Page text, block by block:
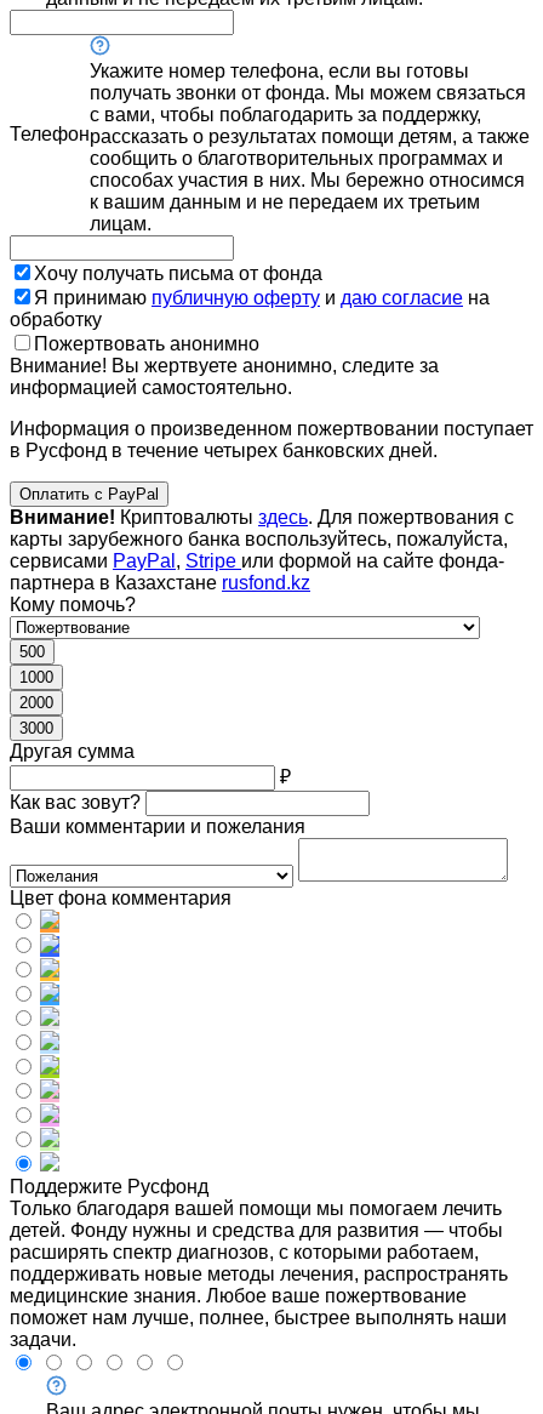
Телефон
Укажите номер телефона, если вы готовы
получать звонки от фонда. Мы можем связаться
с вами, чтобы поблагодарить за поддержку,
рассказать о результатах помощи детям, а также
сообщить о благотворительных программах и
способах участия в них. Мы бережно относимся
к вашим данным и не передаем их третьим
лицам.
Хочу получать письма от фонда
Я принимаю публичную оферту и даю согласие на
обработку
Пожертвовать анонимно
Внимание! Вы жертвуете анонимно, следите за
информацией самостоятельно.
Информация о произведенном пожертвовании поступает
в Русфонд в течение четырех банковских дней.
Оплатить с PayPal
Внимание! Криптовалюты здесь. Для пожертвования с
карты зарубежного банка воспользуйтесь, пожалуйста,
сервисами PayPal , Stripe или формой на сайте фонда-
партнера в Казахстане rusfond.kz
Кому помочь?
500
1000
2000
3000
Другая сумма
₽
Как вас зовут?
Ваши комментарии и пожелания
Цвет фона комментария
Поддержите Русфонд
Только благодаря вашей помощи мы помогаем лечить
детей. Фонду нужны и средства для развития — чтобы
расширять спектр диагнозов, с которыми работаем,
поддерживать новые методы лечения, распространять
медицинские знания. Любое ваше пожертвование
поможет нам лучше, полнее, быстрее выполнять наши
задачи.